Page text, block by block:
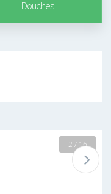
Douches
2 / 16